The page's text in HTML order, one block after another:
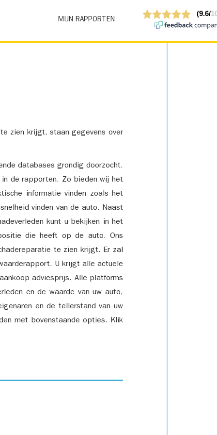
MIJN RAPPORTEN
zien krijgt, staan gegevens over
databases grondig doorzocht.
de rapporten. Zo bieden wij het
informatie vinden zoals het
vinden van de auto. Naast
kunt u bekijken in het
die heeft op de auto. Ons
te zien krijgt. Er zal
U krijgt alle actuele
adviesprijs. Alle platforms
en de waarde van uw auto,
en de tellerstand van uw
met bovenstaande opties. Klik